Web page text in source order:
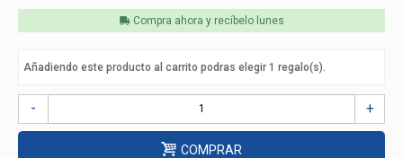
Compra ahora y recíbelo lunes
Añadiendo este producto al carrito podras elegir 1 regalo(s).
- +
COMPRAR